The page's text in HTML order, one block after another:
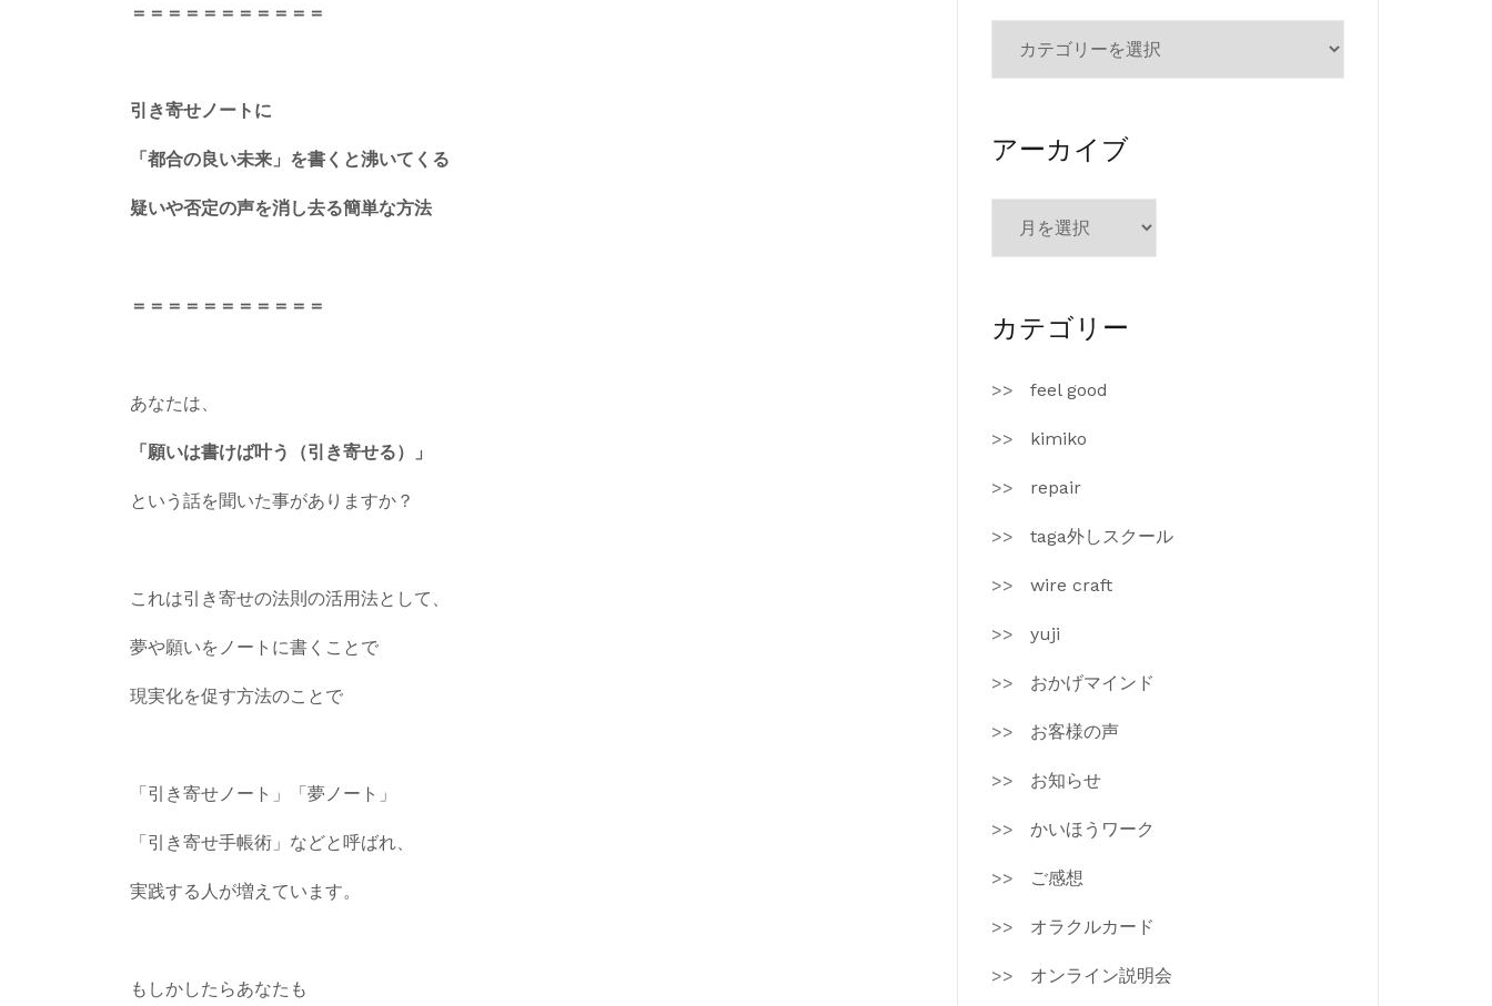
＝＝＝＝＝＝＝＝＝＝＝
引き寄せノートに
「都合の良い未来」を書くと沸いてくる
疑いや否定の声を消し去る簡単な方法
＝＝＝＝＝＝＝＝＝＝＝
あなたは、
「願いは書けば叶う（引き寄せる）」
という話を聞いた事がありますか？
これは引き寄せの法則の活用法として、
夢や願いをノートに書くことで
現実化を促す方法のことで
「引き寄せノート」「夢ノート」
「引き寄せ手帳術」などと呼ばれ、
実践する人が増えています。
もしかしたらあなたも
ゴ
ー
アーカイブ
カ
ブ
カテゴリー
feel good
kimiko
repair
taga外しスクール
wire craft
yuji
おかげマインド
お客様の声
お知らせ
かいほうワーク
ご感想
オラクルカード
オンライン説明会